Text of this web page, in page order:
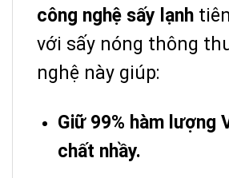
công nghệ sấy lạnh
với sấy nóng thông
nghệ này giúp:
Giữ 99% hàm lượng
chất nhầy.